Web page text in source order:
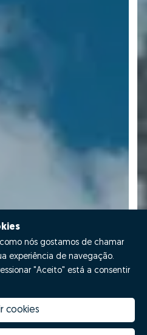
nós gostamos de chamar
experiência de navegação.
"Aceito" está a consentir
cookies